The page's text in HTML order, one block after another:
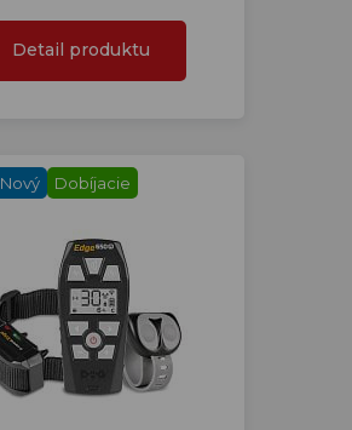
Detail produktu
Nový Dobíjacie